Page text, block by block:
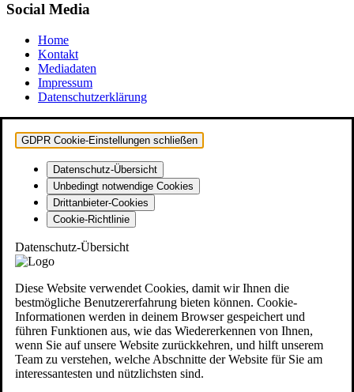
Social Media
Home
Kontakt
Mediadaten
Impressum
Datenschutzerklärung
GDPR Cookie-Einstellungen schließen
Datenschutz-Übersicht
Unbedingt notwendige Cookies
Drittanbieter-Cookies
Cookie-Richtlinie
Datenschutz-Übersicht
Diese Website verwendet Cookies, damit wir Ihnen die
bestmögliche Benutzererfahrung bieten können. Cookie-
Informationen werden in deinem Browser gespeichert und
führen Funktionen aus, wie das Wiedererkennen von Ihnen,
wenn Sie auf unsere Website zurückkehren, und hilft unserem
Team zu verstehen, welche Abschnitte der Website für Sie am
interessantesten und nützlichsten sind.